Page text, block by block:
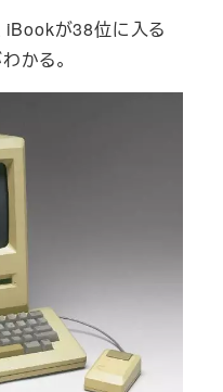
iBookが38位に入る
かる。